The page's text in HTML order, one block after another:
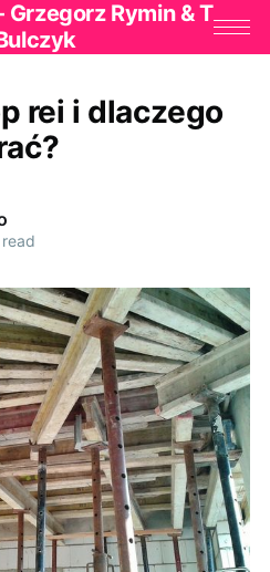
Rymin & T
rei i dlaczego